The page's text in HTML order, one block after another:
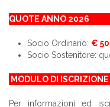
QUOTE ANNO 2026
Socio Ordinario: €
Socio Sostenitore:
MODULO DI ISCRIZIONE
Per informazioni ed